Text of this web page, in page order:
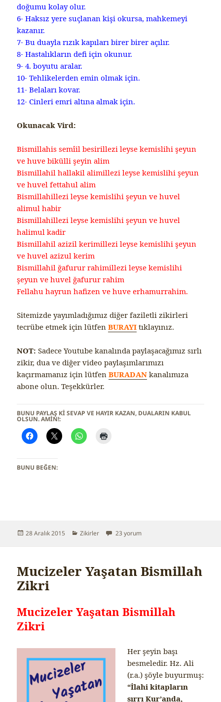
doğumu kolay olur.
6- Haksız yere suçlanan kişi okursa, mahkemeyi
kazanır.
7- Bu duayla rızık kapıları birer birer açılır.
8- Hastalıkların defi için okunur.
9- 4. boyutu aralar.
10- Tehlikelerden emin olmak için.
11- Belaları kovar.
12- Cinleri emri altına almak için.
Okunacak Vird:
Bismillahis semîil besirillezi leyse kemislihi şeyun
ve huve bikülli şeyin alim
Bismillahil hallakil alimillezi leyse kemislihi şeyun
ve huvel fettahul alim
Bismillahillezi leyse kemislihi şeyun ve huvel
alimul habir
Bismillahillezi leyse kemislihi şeyun ve huvel
halimul kadir
Bismillahil azizil kerimillezi leyse kemislihi şeyun
ve huvel azizul kerim
Bismillahil ğafurur rahimillezi leyse kemislihi
şeyun ve huvel ğafurur rahim
Fellahu hayrun hafizen ve huve erhamurrahim.
Sitemizde yayımladığımız diğer faziletli zikirleri
tecrübe etmek için lütfenBURAYI tıklayınız.
NOT: Sadece Youtube kanalında paylaşacağımız sırlı
zikir, dua ve diğer video paylaşımlarımızı
kaçırmamanız için lütfenBURADAN kanalımıza
abone olun. Teşekkürler.
BUNU PAYLAŞ KI SEVAP VE HAYIR KAZAN, DUALARIN KABUL
OLSUN. AMİN!:
BUNU BEĞEN:
Yayın
28 Aralık 2015 Kategoriler
Zikirler Altılı Besmele Virdi için
23 yorum
Mucizeler Yaşatan Bismillah
Zikri
Mucizeler Yaşatan Bismillah
Zikri
Her şeyin başı
besmeledir. Hz. Ali
(r.a.) şöyle buyurmuş:
“İlahi kitapların
sırrı Kur’anda,